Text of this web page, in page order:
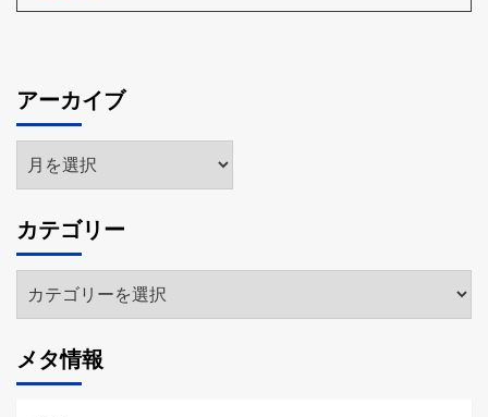
アーカイブ
ア
ー
イ
ブ
カテゴリー
テ
リ
ー
メタ情報